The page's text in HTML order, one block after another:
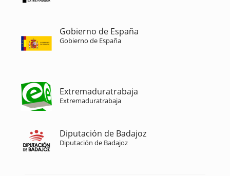
Gobierno de España
Gobierno de España
Extremaduratrabaja
Extremaduratrabaja
Diputación de Badajoz
Diputación de Badajoz